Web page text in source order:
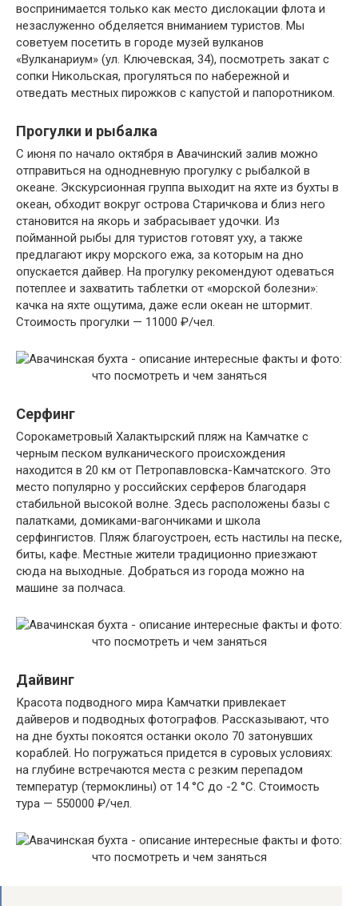
воспринимается только как место дислокации флота и
незаслуженно обделяется вниманием туристов. Мы
советуем посетить в городе музей вулканов
«Вулканариум» (ул. Ключевская, 34), посмотреть закат с
сопки Никольская, прогуляться по набережной и
отведать местных пирожков с капустой и папоротником.
Прогулки и рыбалка
С июня по начало октября в Авачинский залив можно
отправиться на однодневную прогулку с рыбалкой в
океане. Экскурсионная группа выходит на яхте из бухты в
океан, обходит вокруг острова Старичкова и близ него
становится на якорь и забрасывает удочки. Из
пойманной рыбы для туристов готовят уху, а также
предлагают икру морского ежа, за которым на дно
опускается дайвер. На прогулку рекомендуют одеваться
потеплее и захватить таблетки от «морской болезни»:
качка на яхте ощутима, даже если океан не штормит.
Стоимость прогулки — 11000 ₽/чел.
Серфинг
Сорокаметровый Халактырский пляж на Камчатке с
черным песком вулканического происхождения
находится в 20 км от Петропавловска-Камчатского. Это
место популярно у российских серферов благодаря
стабильной высокой волне. Здесь расположены базы с
палатками, домиками-вагончиками и школа
серфингистов. Пляж благоустроен, есть настилы на песке,
биты, кафе. Местные жители традиционно приезжают
сюда на выходные. Добраться из города можно на
машине за полчаса.
Дайвинг
Красота подводного мира Камчатки привлекает
дайверов и подводных фотографов. Рассказывают, что
на дне бухты покоятся останки около 70 затонувших
кораблей. Но погружаться придется в суровых условиях:
на глубине встречаются места с резким перепадом
температур (термоклины) от 14 °С до -2 °С. Стоимость
тура — 550000 ₽/чел.